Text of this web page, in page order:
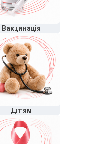
Вакцинація
Дітям